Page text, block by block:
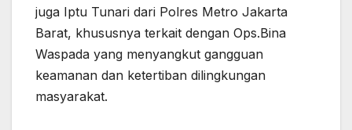
juga Iptu Tunari dari Polres Metro Jakarta
Barat, khususnya terkait dengan Ops.Bina
Waspada yang menyangkut gangguan
keamanan dan ketertiban dilingkungan
masyarakat.